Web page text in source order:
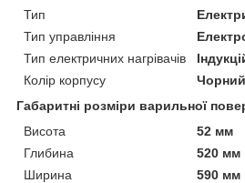
Тип
Тип управління
Тип електричних нагрівачів
Колір корпусу
Чорний
Габаритні розміри варильної
Висота
52 мм
Глибина
520 мм
Ширина
590 мм